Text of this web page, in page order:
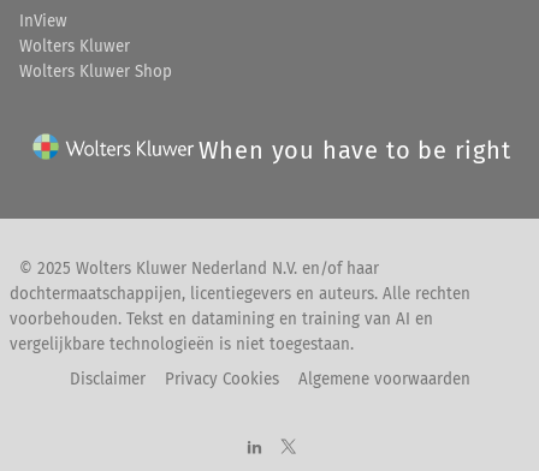
InView
Wolters Kluwer
Wolters Kluwer Shop
When you have to be right
© 2025 Wolters Kluwer Nederland N.V. en/of haar
dochtermaatschappijen, licentiegevers en auteurs. Alle rechten
voorbehouden. Tekst en datamining en training van AI en
vergelijkbare technologieën is niet toegestaan.
Disclaimer
Privacy Cookies Algemene voorwaarden